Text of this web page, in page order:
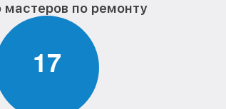
мастеров по ремонту
17